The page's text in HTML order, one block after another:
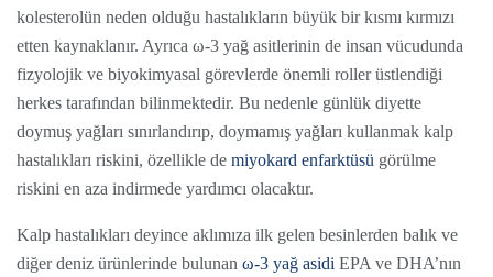
kolesterolün neden olduğu hastalıkların büyük bir kısmı kırmızı
etten kaynaklanır. Ayrıca ω-3 yağ asitlerinin de insan vücudunda
fizyolojik ve biyokimyasal görevlerde önemli roller üstlendiği
herkes tarafından bilinmektedir. Bu nedenle günlük diyette
doymuş yağları sınırlandırıp, doymamış yağları kullanmak kalp
hastalıkları riskini, özellikle de miyokard enfarktüsü görülme
riskini en aza indirmede yardımcı olacaktır.
Kalp hastalıkları deyince aklımıza ilk gelen besinlerden balık ve
diğer deniz ürünlerinde bulunan ω-3 yağ asidi EPA ve DHA’nın